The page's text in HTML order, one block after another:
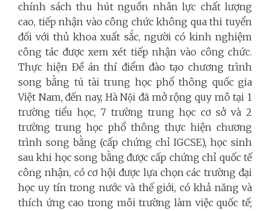
chính sách thu hút nguồn nhân lực chất lượng
cao, tiếp nhận vào công chức không qua thi tuyển
đối với thủ khoa xuất sắc, người có kinh nghiệm
công tác được xem xét tiếp nhận vào công chức.
Thực hiện Đề án thí điểm đào tạo chương trình
song bằng tú tài trung học phổ thông quốc gia
Việt Nam, đến nay, Hà Nội đã mở rộng quy mô tại 1
trường tiểu học, 7 trường trung học cơ sở và 2
trường trung học phổ thông thực hiện chương
trình song bằng (cấp chứng chỉ IGCSE), học sinh
sau khi học song bằng được cấp chứng chỉ quốc tế
công nhận, có cơ hội được lựa chọn các trường đại
học uy tín trong nước và thế giới, có khả năng và
thích ứng cao trong môi trường làm việc quốc tế;